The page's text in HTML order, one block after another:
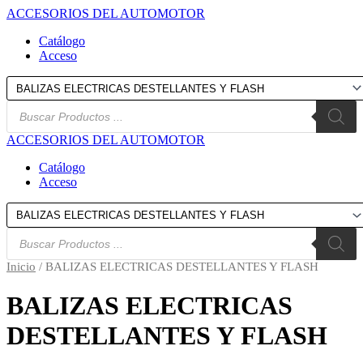
Ir
contenido
ACCESORIOS DEL AUTOMOTOR
Catálogo
Acceso
Búsqueda
productos
ACCESORIOS DEL AUTOMOTOR
Catálogo
Acceso
Búsqueda
productos
Inicio / BALIZAS ELECTRICAS DESTELLANTES Y FLASH
BALIZAS ELECTRICAS
DESTELLANTES Y FLASH